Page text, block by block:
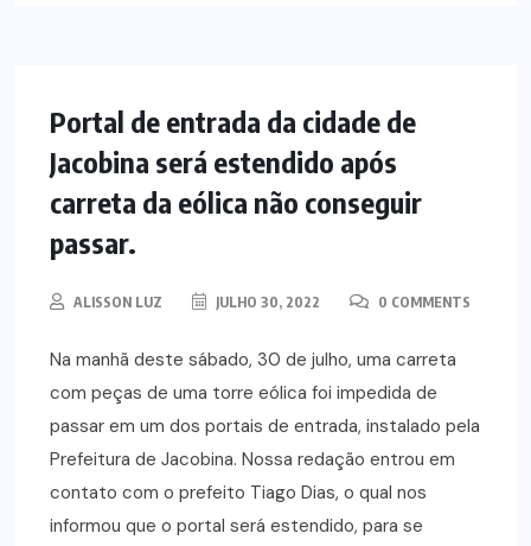
NOTÍCIAS
Portal de entrada da cidade de
Jacobina será estendido após
carreta da eólica não conseguir
passar.
ALISSON LUZ JULHO 30, 2022 0 COMMENTS
Na manhã deste sábado, 30 de julho, uma carreta
com peças de uma torre eólica foi impedida de
passar em um dos portais de entrada, instalado pela
Prefeitura de Jacobina. Nossa redação entrou em
contato com o prefeito Tiago Dias, o qual nos
informou que o portal será estendido, para se